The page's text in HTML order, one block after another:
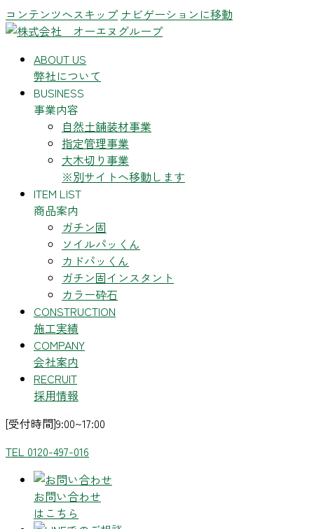
コンテンツへスキップ ナビゲーションに移動
ABOUT US
弊社について
BUSINESS
事業内容
自然土舗装材事業
指定管理事業
大木切り事業
※別サイトへ移動します
ITEM LIST
商品案内
ガチン固
ソイルパッくん
カドパッくん
ガチン固インスタント
カラー砕石
CONSTRUCTION
施工実績
COMPANY
会社案内
RECRUIT
採用情報
[受付時間]9:00~17:00
TEL 0120-497-016
お問い合わせ
はこちら